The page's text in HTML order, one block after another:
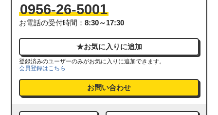
0956-26-5001
お電話の受付時間：8:30～17:30
登録済みのユーザーのみがお気に入りに追加できます。
会員登録はこちら
お問い合わせ